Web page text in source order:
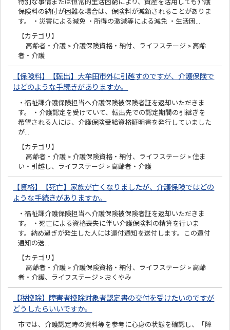
特別な事情または恒常的生活困窮により、資産を活用しても介護
保険料の納付が困難な場合は、保険料が減額されることがありま
す。 ・災害による減免 ・所得の激減等による減免 ・生活困…
【カテゴリ】
高齢者・介護 > 介護保険資格・納付、ライフステージ > 高齢
者・介護
【保険料】【転出】大牟田市外に引越すのですが、介護保険で
はどのような手続きがありますか。
・福祉課介護保険担当へ介護保険被保険者証を返却いただきま
す。 ・介護認定を受けていて、転出先での認定期間の引継ぎを
希望される人には、介護保険受給資格証明書を発行していました
が…
【カテゴリ】
高齢者・介護 > 介護保険資格・納付、ライフステージ > 住ま
い・引越し、ライフステージ > 高齢者・介護
【資格】【死亡】家族が亡くなりましたが、介護保険ではどの
ような手続きがありますか。
・福祉課介護保険担当へ介護保険被保険者証を返却いただきま
す。 ・死亡による資格喪失に伴い介護保険料の精算を行いま
す。納め過ぎが発生した人には還付通知を送付します。この還付
通知の送…
【カテゴリ】
高齢者・介護 > 介護保険資格・納付、ライフステージ > 高齢
者・介護、ライフステージ > おくやみ
【税控除】障害者控除対象者認定書の交付を受けたいのですが
どうしたらいいですか。
市では、介護認定時の資料等を参考に心身の状態を確認し、「障